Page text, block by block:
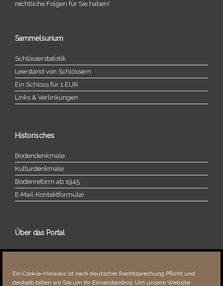
Ein Cookie-Hinweis ist nach deutscher Rechtsprechung Pflicht und
deshalb bitten wir Sie um Ihr Einverständnis: Um unsere Website
recht­li­che Folgen für Sie haben!
Sammelsurium
Schlösserstatistik
Leerstand von Schlössern
Ein Schloss für 1 EUR
Links & Verlinkungen
Historisches
Bodendenkmale
Kulturdenkmale
Bodenreform ab 1945
E‑Mail-​​Kontaktformular
Über das Portal
Über dieses Portal